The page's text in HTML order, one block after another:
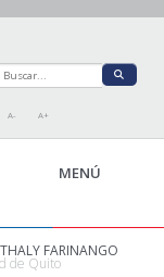
A- A+
MENÚ
FARINANGO
de Quito